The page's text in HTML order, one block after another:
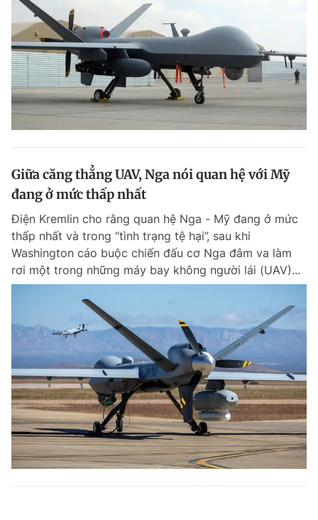
Giữa căng thẳng UAV, Nga nói quan hệ với Mỹ
đang ở mức thấp nhất
Điện Kremlin cho rằng quan hệ Nga - Mỹ đang ở mức
thấp nhất và trong “tình trạng tệ hại”, sau khi
Washington cáo buộc chiến đấu cơ Nga đâm va làm
rơi một trong những máy bay không người lái (UAV)...